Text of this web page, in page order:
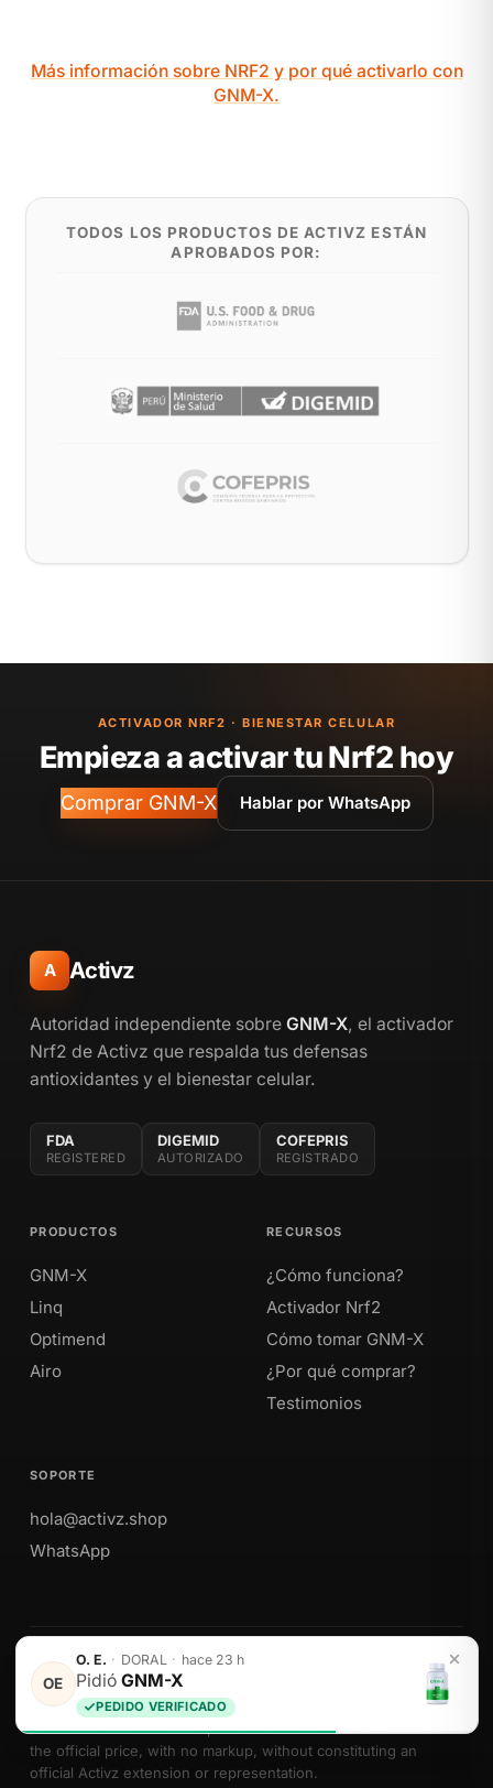
Más información sobre NRF2 y por qué activarlo con
GNM-X.
OE
O. E. · DORAL · hace 23 h
Pidió GNM-X
PEDIDO VERIFICADO
TODOS LOS PRODUCTOS DE ACTIVZ ESTÁN
APROBADOS POR:
ACTIVADOR NRF2 · BIENESTAR CELULAR
Empieza a activar tu Nrf2 hoy
Comprar GNM-X Hablar por WhatsApp
A Activz
Autoridad independiente sobre GNM-X, el activador
Nrf2 de Activz que respalda tus defensas
antioxidantes y el bienestar celular.
FDA
REGISTERED
DIGEMID
AUTORIZADO
COFEPRIS
REGISTRADO
PRODUCTOS
GNM-X
Linq
Optimend
Airo
RECURSOS
¿Cómo funciona?
Activador Nrf2
Cómo tomar GNM-X
¿Por qué comprar?
Testimonios
SOPORTE
hola@activz.shop
WhatsApp
Envíos a Perú · México · EE. UU. · Colombia · Ecuador
We sell Activz Global LLC products as authorized distributors at
the official price, with no markup, without constituting an
official Activz extension or representation.